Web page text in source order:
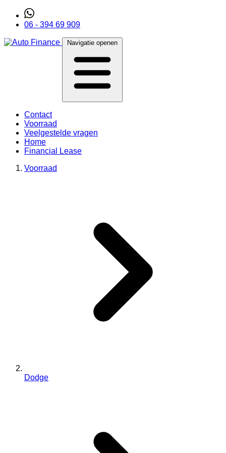
06 - 394 69 909
Navigatie openen
Contact
Voorraad
Veelgestelde vragen
Home
Financial Lease
Voorraad
Dodge